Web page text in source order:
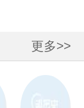
更多>>